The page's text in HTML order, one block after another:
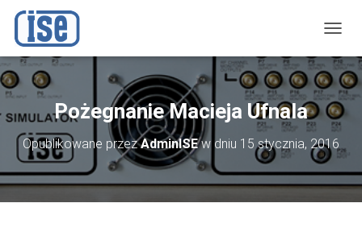
R
Z
E
Ł
Ą
C
Z
A
Pożegnanie Macieja Ufnala
Opublikowane przezAdminISEw dniu 15 stycznia, 2016